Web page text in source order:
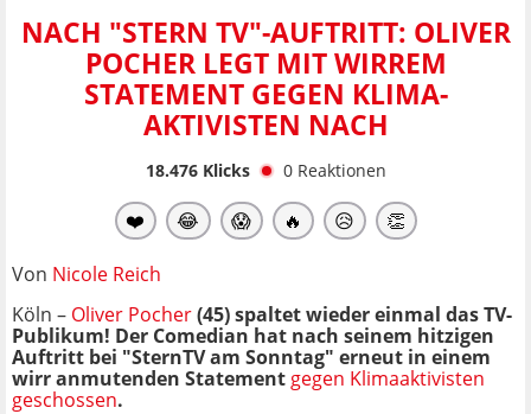
NACH "STERN TV"-AUFTRITT: OLIVER
POCHER LEGT MIT WIRREM
STATEMENT GEGEN KLIMA-
AKTIVISTEN NACH
18.476Klicks 0 Reaktionen
❤️ 😂 😱 🔥 😥 👏
Von Nicole Reich
Köln – Oliver Pocher(45) spaltet wieder einmal das TV-
Publikum! Der Comedian hat nach seinem hitzigen
Auftritt bei "SternTV am Sonntag" erneut in einem
wirr anmutenden Statement gegen Klimaaktivisten
geschossen.